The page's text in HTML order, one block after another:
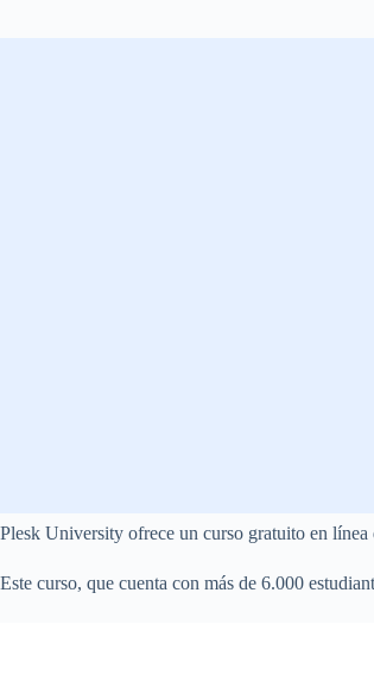
Plesk University ofrece un curso gratuito en
Este curso, que cuenta con más de 6.000